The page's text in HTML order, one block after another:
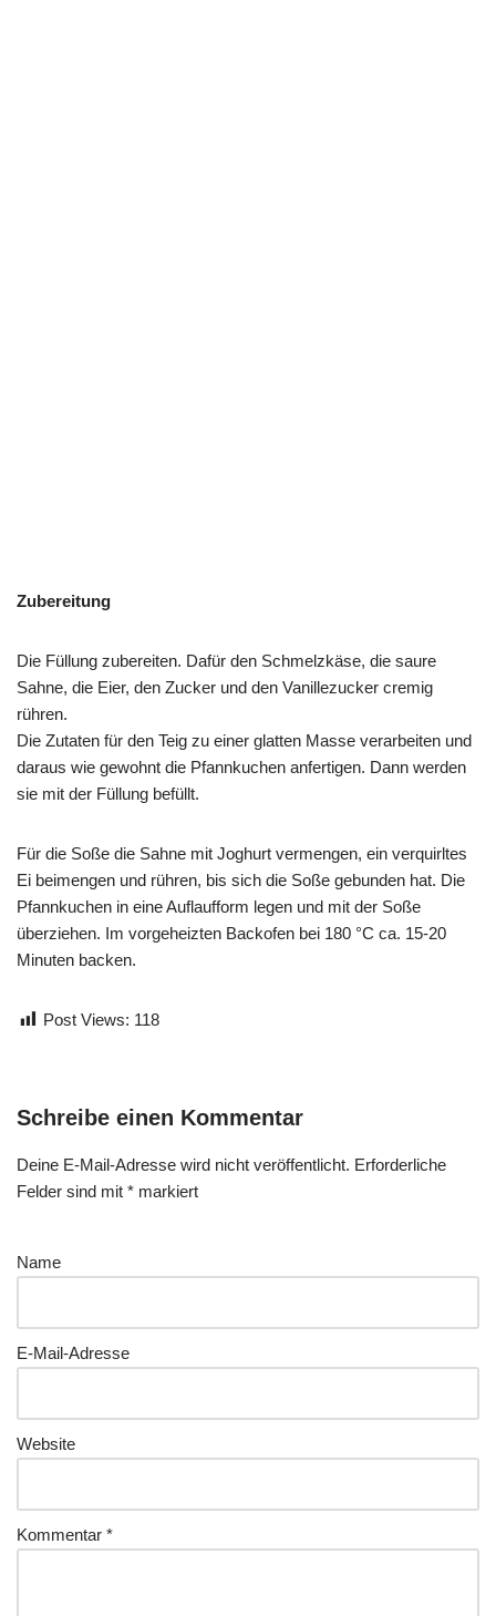
Zubereitung
Die Füllung zubereiten. Dafür den Schmelzkäse, die saure
Sahne, die Eier, den Zucker und den Vanillezucker cremig
rühren.
Die Zutaten für den Teig zu einer glatten Masse verarbeiten und
daraus wie gewohnt die Pfannkuchen anfertigen. Dann werden
sie mit der Füllung befüllt.
Für die Soße die Sahne mit Joghurt vermengen, ein verquirltes
Ei beimengen und rühren, bis sich die Soße gebunden hat. Die
Pfannkuchen in eine Auflaufform legen und mit der Soße
überziehen. Im vorgeheizten Backofen bei 180 °C ca. 15-20
Minuten backen.
Post Views: 118
Schreibe einen Kommentar
Deine E-Mail-Adresse wird nicht veröffentlicht. Erforderliche
Felder sind mit * markiert
Name
E-Mail-Adresse
Website
Kommentar *